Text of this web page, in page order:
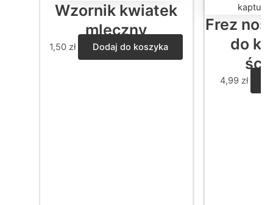
Wzornik kwiatek
mleczny
1,50 zł Dodaj do koszyka
Frez
do
4,99 zł